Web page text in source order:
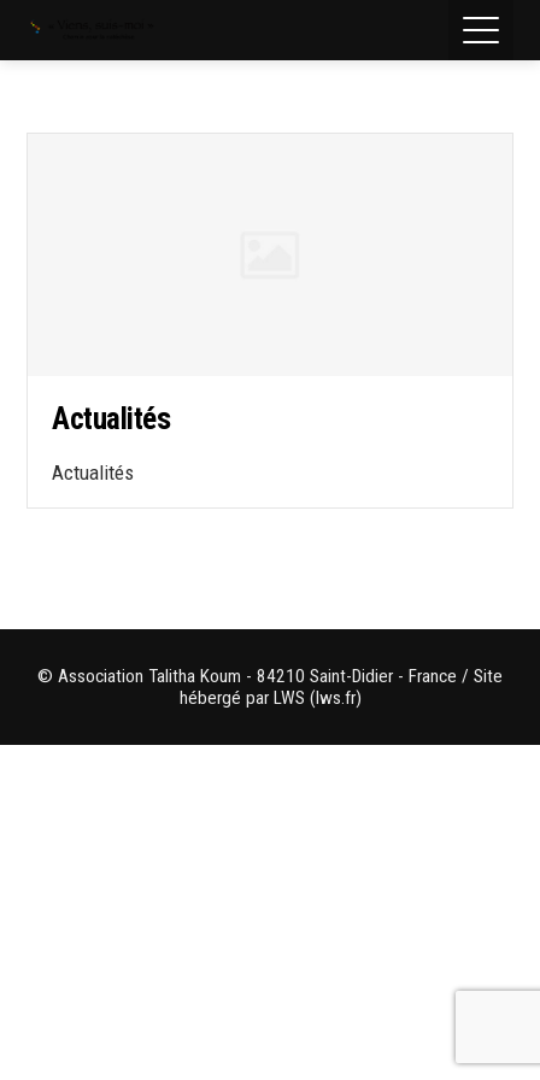
Actualités
Actualités
© Association Talitha Koum - 84210 Saint-Didier - France / Site
hébergé par LWS (lws.fr)